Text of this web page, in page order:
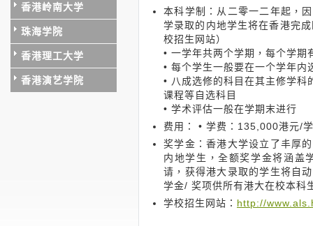
香港岭南大学
珠海学院
香港理工大学
香港演艺学院
本科学制：从二零一二年起，
学录取的内地学生将在香港完
校招生网站）
• 一学年共两个学期，每个学
• 每个学生一般要在一个学年
• 八成选修的科目在其主修学
课程等自选科目
• 学术评估一般在学期末进行
费用： • 学费：135,000港元/
奖学金：香港大学设立了丰厚
内地学生，全额奖学金将涵盖
请，获得港大录取的学生将自
学金/ 奖项供所有港大在校本科
学校招生网站： http://